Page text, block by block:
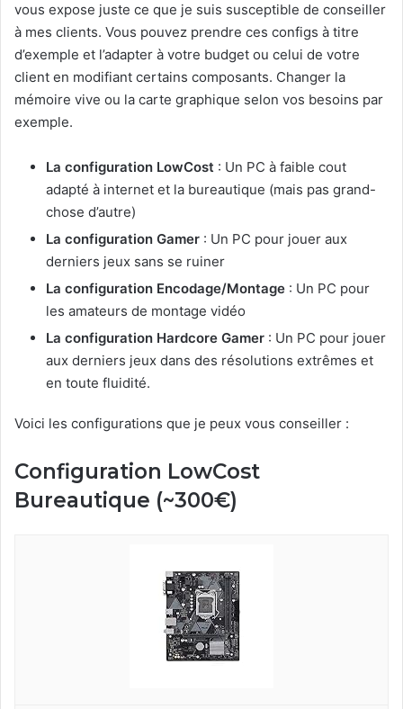
vous expose juste ce que je suis susceptible de conseiller
à mes clients. Vous pouvez prendre ces configs à titre
d’exemple et l’adapter à votre budget ou celui de votre
client en modifiant certains composants. Changer la
mémoire vive ou la carte graphique selon vos besoins par
exemple.
La configuration LowCost : Un PC à faible cout
adapté à internet et la bureautique (mais pas grand-
chose d’autre)
La configuration Gamer : Un PC pour jouer aux
derniers jeux sans se ruiner
La configuration Encodage/Montage : Un PC pour
les amateurs de montage vidéo
La configuration Hardcore Gamer : Un PC pour jouer
aux derniers jeux dans des résolutions extrêmes et
en toute fluidité.
Voici les configurations que je peux vous conseiller :
Configuration LowCost
Bureautique (~300€)